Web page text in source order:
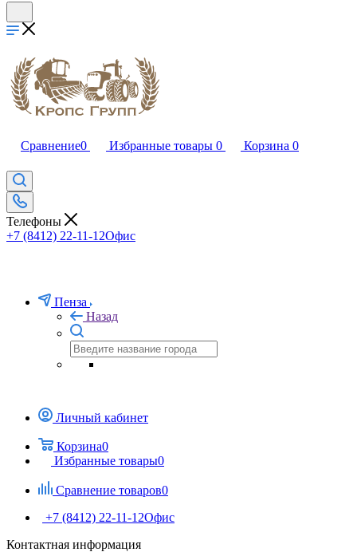
Сравнение0 Избранные товары 0 Корзина 0
Телефоны
+7 (8412) 22-11-12Офис
Пенза
Назад
Личный кабинет
Корзина0
Избранные товары0
Сравнение товаров0
+7 (8412) 22-11-12Офис
Контактная информация